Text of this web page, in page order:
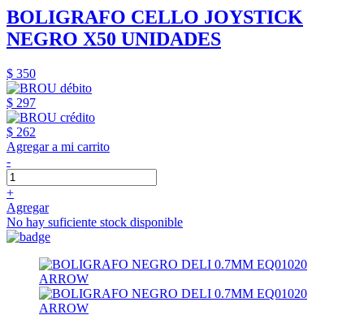
BOLIGRAFO CELLO JOYSTICK
NEGRO X50 UNIDADES
$ 350
$ 297
$ 262
Agregar a mi carrito
-
+
Agregar
No hay suficiente stock disponible